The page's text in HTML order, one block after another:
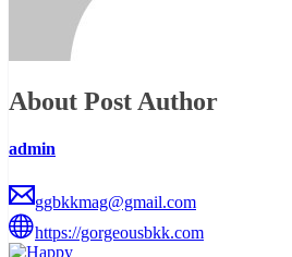
About Post Author
admin
ggbkkmag@gmail.com
https://gorgeousbkk.com